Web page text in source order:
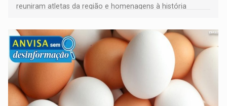
reuniram atletas da região e homenagens à história